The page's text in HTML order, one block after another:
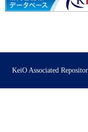
KeiO Associated